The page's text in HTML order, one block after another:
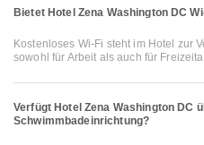
Bietet Hotel Zena Washington DC
Kostenloses Wi-Fi steht im Hotel zur
sowohl für Arbeit als auch für
Verfügt Hotel Zena Washington DC
Schwimmbadeinrichtung?